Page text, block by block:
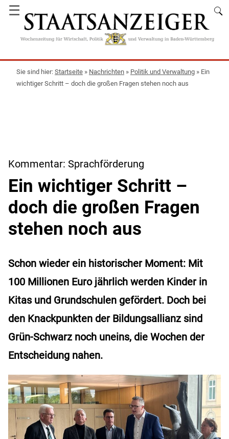
☰
Startseite » Nachrichten » Politik und Verwaltung » Ein
wichtiger Schritt – doch die großen Fragen stehen noch aus
Kommentar: Sprachförderung
Ein wichtiger Schritt –
doch die großen Fragen
stehen noch aus
Schon wieder ein historischer Moment: Mit
100 Millionen Euro jährlich werden Kinder in
Kitas und Grundschulen gefördert. Doch bei
den Knackpunkten der Bildungsallianz sind
Grün-Schwarz noch uneins, die Wochen der
Entscheidung nahen.